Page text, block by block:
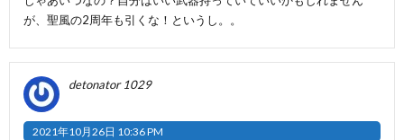
が、聖風の2周年も引くな！というし。。
detonator 1029
2021年10月26日 10:36 PM